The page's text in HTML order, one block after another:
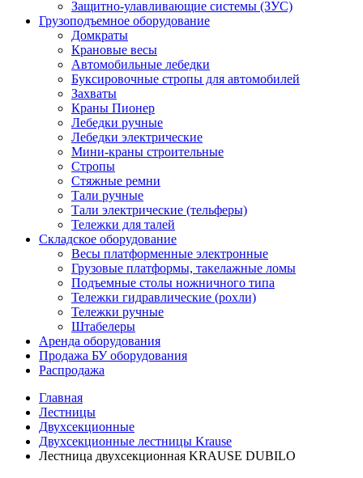
Защитно-улавливающие системы (ЗУС)
Грузоподъемное оборудование
Домкраты
Крановые весы
Автомобильные лебедки
Буксировочные стропы для автомобилей
Захваты
Краны Пионер
Лебедки ручные
Лебедки электрические
Мини-краны строительные
Стропы
Стяжные ремни
Тали ручные
Тали электрические (тельферы)
Тележки для талей
Складское оборудование
Весы платформенные электронные
Грузовые платформы, такелажные ломы
Подъемные столы ножничного типа
Тележки гидравлические (рохли)
Тележки ручные
Штабелеры
Аренда оборудования
Продажа БУ оборудования
Распродажа
Главная
Лестницы
Двухсекционные
Двухсекционные лестницы Krause
Лестница двухсекционная KRAUSE DUBILO